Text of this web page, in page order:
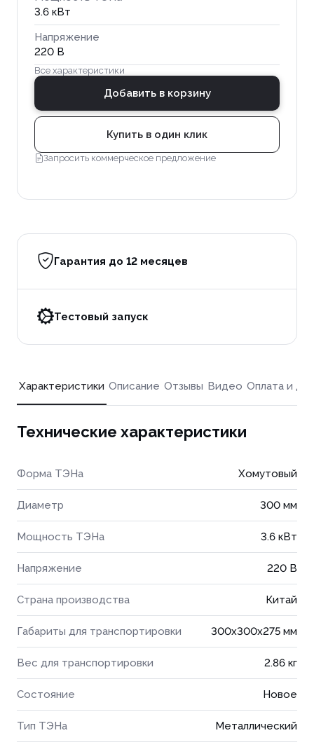
3.6 кВт
Напряжение
220 В
Все характеристики
Добавить в корзину
Купить в один клик
Запросить коммерческое предложение
Гарантия до 12 месяцев
Тестовый запуск
Характеристики Описание Отзывы Видео Оплата и
Технические характеристики
Форма ТЭНа Хомутовый
Диаметр 300 мм
Мощность ТЭНа 3.6 кВт
Напряжение 220 В
Страна производства Китай
Габариты для транспортировки 300x300x275 мм
Вес для транспортировки 2.86 кг
Состояние Новое
Тип ТЭНа Металлический